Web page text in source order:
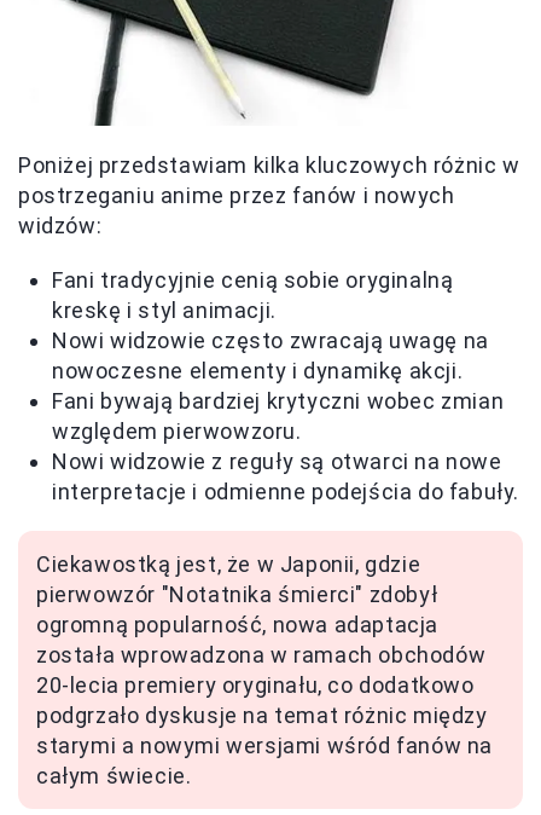
Poniżej przedstawiam kilka kluczowych różnic w
postrzeganiu anime przez fanów i nowych
widzów:
Fani tradycyjnie cenią sobie oryginalną
kreskę i styl animacji.
Nowi widzowie często zwracają uwagę na
nowoczesne elementy i dynamikę akcji.
Fani bywają bardziej krytyczni wobec zmian
względem pierwowzoru.
Nowi widzowie z reguły są otwarci na nowe
interpretacje i odmienne podejścia do fabuły.
Ciekawostką jest, że w Japonii, gdzie
pierwowzór "Notatnika śmierci" zdobył
ogromną popularność, nowa adaptacja
została wprowadzona w ramach obchodów
20-lecia premiery oryginału, co dodatkowo
podgrzało dyskusje na temat różnic między
starymi a nowymi wersjami wśród fanów na
całym świecie.